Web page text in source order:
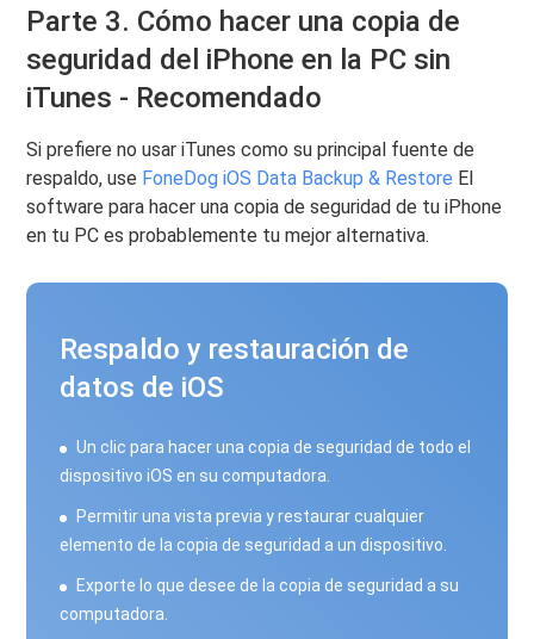
Parte 3. Cómo hacer una copia de
seguridad del iPhone en la PC sin
iTunes - Recomendado
Si prefiere no usar iTunes como su principal fuente de
respaldo, use FoneDog iOS Data Backup & Restore El
software para hacer una copia de seguridad de tu iPhone
en tu PC es probablemente tu mejor alternativa.
Respaldo y restauración de
datos de iOS
Un clic para hacer una copia de seguridad de todo el
dispositivo iOS en su computadora.
Permitir una vista previa y restaurar cualquier
elemento de la copia de seguridad a un dispositivo.
Exporte lo que desee de la copia de seguridad a su
computadora.